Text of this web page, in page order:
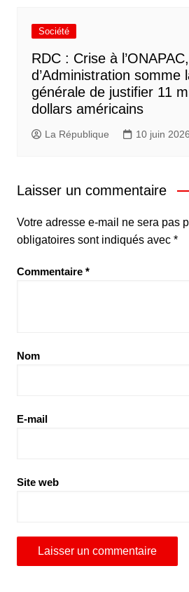
Société
RDC : Crise à
d’Administration somme
générale de justifier 11
dollars américains
La République 10 juin 2026
Laisser un commentaire
Votre adresse e-mail ne sera pas
obligatoires sont indiqués avec *
Commentaire *
Nom
E-mail
Site web